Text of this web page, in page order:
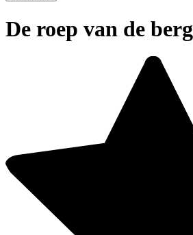
De roep van de berg